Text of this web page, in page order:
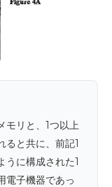
モリと、1つ以上
ると共に、前記1
うに構成された1
電子機器であっ